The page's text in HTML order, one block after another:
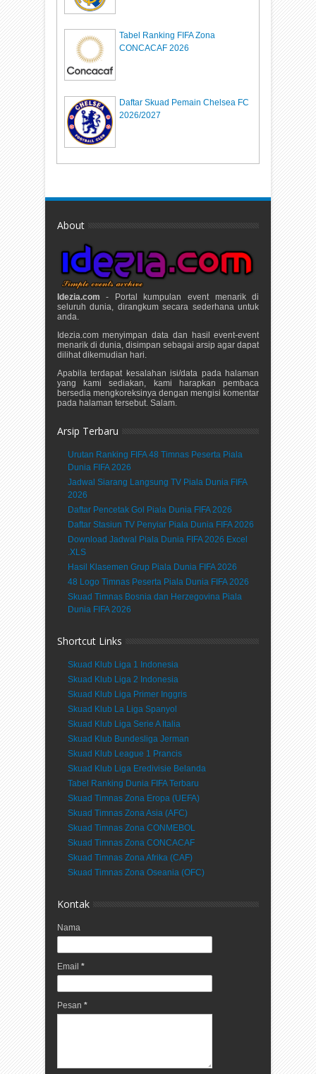
Tabel Ranking FIFA Zona
CONCACAF 2026
Daftar Skuad Pemain Chelsea FC
2026/2027
About
Idezia.com - Portal kumpulan event menarik di
seluruh dunia, dirangkum secara sederhana untuk
anda.
Idezia.com menyimpan data dan hasil event-event
menarik di dunia, disimpan sebagai arsip agar dapat
dilihat dikemudian hari.
Apabila terdapat kesalahan isi/data pada halaman
yang kami sediakan, kami harapkan pembaca
bersedia mengkoreksinya dengan mengisi komentar
pada halaman tersebut. Salam.
Arsip Terbaru
Urutan Ranking FIFA 48 Timnas Peserta Piala
Dunia FIFA 2026
Jadwal Siarang Langsung TV Piala Dunia FIFA
2026
Daftar Pencetak Gol Piala Dunia FIFA 2026
Daftar Stasiun TV Penyiar Piala Dunia FIFA 2026
Download Jadwal Piala Dunia FIFA 2026 Excel
.XLS
Hasil Klasemen Grup Piala Dunia FIFA 2026
48 Logo Timnas Peserta Piala Dunia FIFA 2026
Skuad Timnas Bosnia dan Herzegovina Piala
Dunia FIFA 2026
Shortcut Links
Skuad Klub Liga 1 Indonesia
Skuad Klub Liga 2 Indonesia
Skuad Klub Liga Primer Inggris
Skuad Klub La Liga Spanyol
Skuad Klub Liga Serie A Italia
Skuad Klub Bundesliga Jerman
Skuad Klub League 1 Prancis
Skuad Klub Liga Eredivisie Belanda
Tabel Ranking Dunia FIFA Terbaru
Skuad Timnas Zona Eropa (UEFA)
Skuad Timnas Zona Asia (AFC)
Skuad Timnas Zona CONMEBOL
Skuad Timnas Zona CONCACAF
Skuad Timnas Zona Afrika (CAF)
Skuad Timnas Zona Oseania (OFC)
Kontak
Nama
Email *
Pesan *